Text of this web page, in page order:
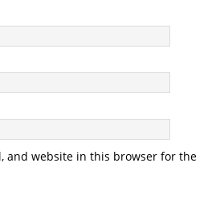
and website in this browser for the